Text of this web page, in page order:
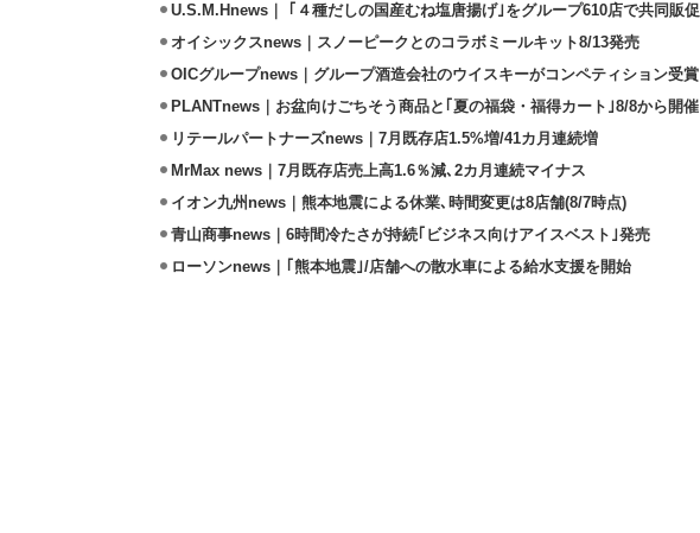
U.S.M.Hnews｜ ｢４種だしの国産むね塩唐揚げ｣をグループ610店で共同販促
オイシックスnews｜スノーピークとのコラボミールキット8/13発売
OICグループnews｜グループ酒造会社のウイスキーがコンペティション受賞
PLANTnews｜お盆向けごちそう商品と｢夏の福袋・福得カート｣8/8から開催
リテールパートナーズnews｜7月既存店1.5%増/41カ月連続増
MrMax news｜7月既存店売上高1.6％減､2カ月連続マイナス
イオン九州news｜熊本地震による休業､時間変更は8店舗(8/7時点)
青山商事news｜6時間冷たさが持続｢ビジネス向けアイスベスト｣発売
ローソンnews｜｢熊本地震｣/店舗への散水車による給水支援を開始